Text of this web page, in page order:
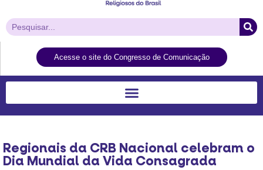
Acesse o site do Congresso de Comunicação
Regionais da CRB Nacional celebram o
Dia Mundial da Vida Consagrada